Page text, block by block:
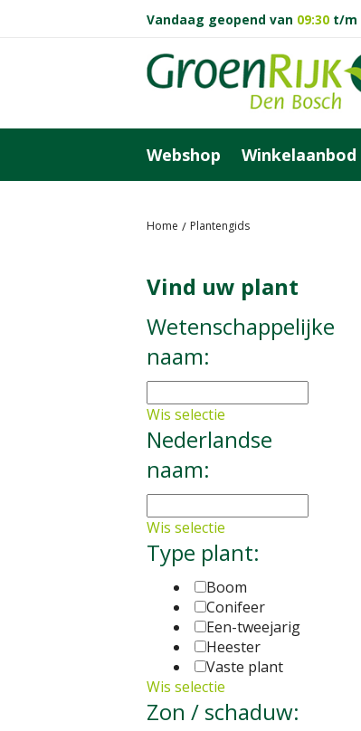
Home Plantengids
Vandaag geopend van 09:30 t/m
Webshop Winkelaanbod
Vind uw plant
Wetenschappelijke
naam:
Wis selectie
Nederlandse
naam:
Wis selectie
Type plant:
Boom
Conifeer
Een-tweejarig
Heester
Vaste plant
Wis selectie
Zon / schaduw: